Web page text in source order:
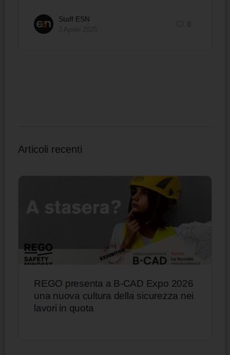
Staff ESN
0
Articoli recenti
REGO presenta a B-CAD Expo 2026
una nuova cultura della sicurezza nei
lavori in quota